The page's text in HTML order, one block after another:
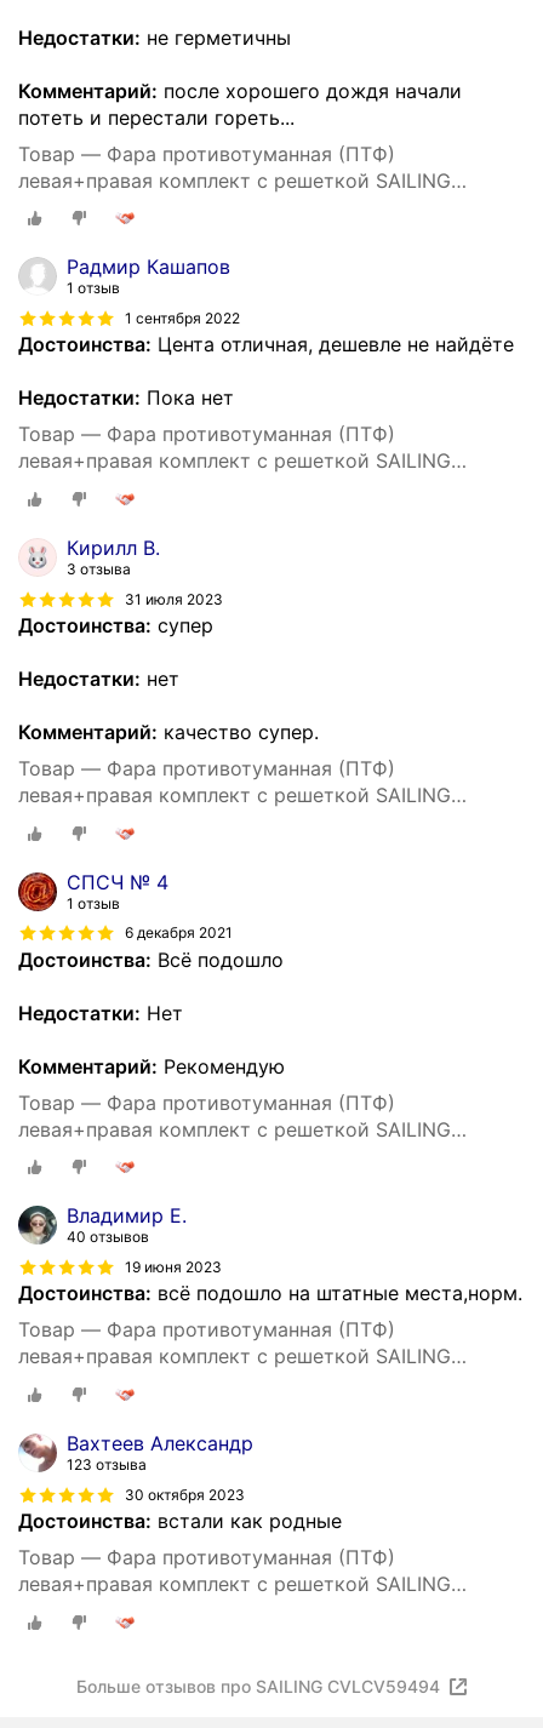
Недостатки: не герметичны
Комментарий: после хорошего дождя начали
потеть и перестали гореть...
Товар — Фара противотуманная (ПТФ)
левая+правая комплект с решеткой SAILING
CVLCV59494 для Chevrolet Cruze J300 2009-2016
Радмир Кашапов
1 отзыв
1 сентября 2022
Достоинства: Цента отличная, дешевле не найдёте
Недостатки: Пока нет
Товар — Фара противотуманная (ПТФ)
левая+правая комплект с решеткой SAILING
CVLCV59494 для Chevrolet Cruze J300 2009-2016
Кирилл В.
3 отзыва
31 июля 2023
Достоинства: супер
Недостатки: нет
Комментарий: качество супер.
Товар — Фара противотуманная (ПТФ)
левая+правая комплект с решеткой SAILING
CVLCV59494 для Chevrolet Cruze J300 2009-2016
СПCЧ № 4
1 отзыв
6 декабря 2021
Достоинства: Всё подошло
Недостатки: Нет
Комментарий: Рекомендую
Товар — Фара противотуманная (ПТФ)
левая+правая комплект с решеткой SAILING
CVLCV59494 для Chevrolet Cruze J300 2009-2016
Владимир Е.
40 отзывов
19 июня 2023
Достоинства: всё подошло на штатные места,норм.
Товар — Фара противотуманная (ПТФ)
левая+правая комплект с решеткой SAILING
CVLCV59494 для Chevrolet Cruze J300 2009-2016
Вахтеев Александр
123 отзыва
30 октября 2023
Достоинства: встали как родные
Товар — Фара противотуманная (ПТФ)
левая+правая комплект с решеткой SAILING
CVLCV59494 для Chevrolet Cruze J300 2009-2016
Больше отзывов про SAILING CVLCV59494